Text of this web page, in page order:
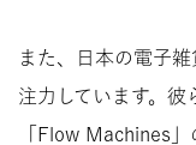
また、日本の電子
注力しています。彼
「Flow Machines